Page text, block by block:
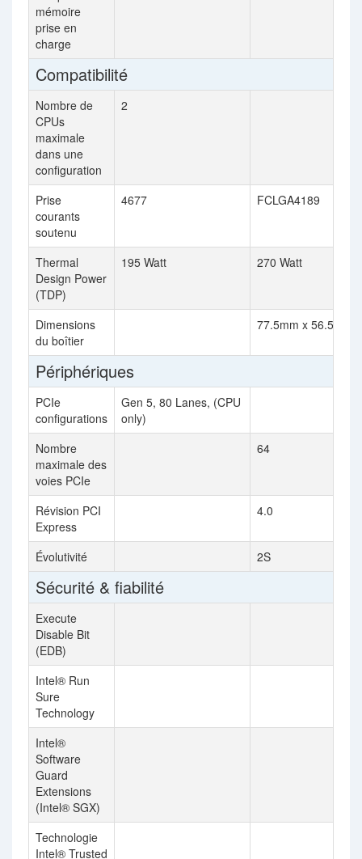
mémoire
prise en
charge
Compatibilité
Nombre de
CPUs
maximale
dans une
configuration
2
Prise
courants
soutenu
4677 FCLGA4189
Thermal
Design Power
(TDP)
195 Watt 270 Watt
Dimensions
du boîtier
77.5mm x 56.5mm
Périphériques
PCIe
configurations
Gen 5, 80 Lanes, (CPU
only)
Nombre
maximale des
voies PCIe
64
Révision PCI
Express
4.0
Évolutivité 2S
Sécurité & fiabilité
Execute
Disable Bit
(EDB)
Intel® Run
Sure
Technology
Intel®
Software
Guard
Extensions
(Intel® SGX)
Technologie
Intel® Trusted